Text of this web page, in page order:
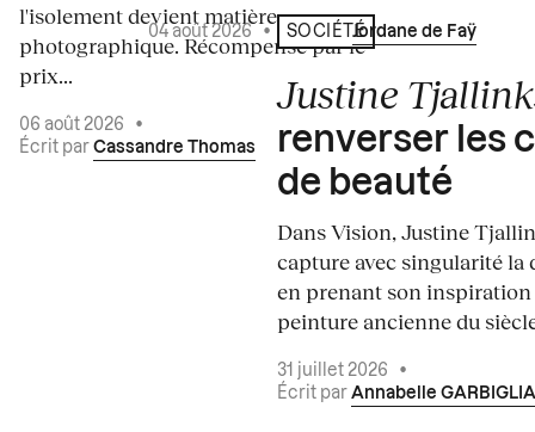
l'isolement devient matière
photographique. Récompensé par le
prix...
06 août 2026
•
Écrit par Cassandre Thomas
04 août 2026 • Écrit par Jordane de Faÿ
SOCIÉTÉ
Justine
renverser les
de beauté
Dans Vision, Justine
capture avec singularité la
en prenant son inspiration
peinture ancienne du
31 juillet 2026
•
Écrit par Annabelle GARBIGLIA